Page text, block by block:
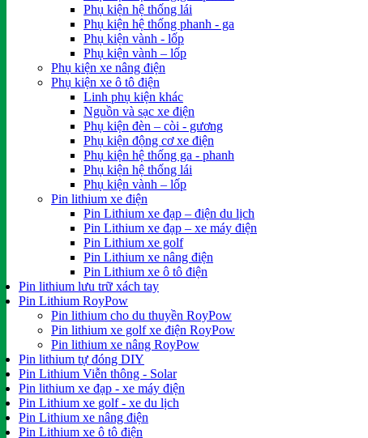
Phụ kiện hệ thống lái
Phụ kiện hệ thống phanh - ga
Phụ kiện vành - lốp
Phụ kiện vành – lốp
Phụ kiện xe nâng điện
Phụ kiện xe ô tô điện
Linh phụ kiện khác
Nguồn và sạc xe điện
Phụ kiện đèn – còi - gương
Phụ kiện động cơ xe điện
Phụ kiện hệ thống ga - phanh
Phụ kiện hệ thống lái
Phụ kiện vành – lốp
Pin lithium xe điện
Pin Lithium xe đạp – điện du lịch
Pin Lithium xe đạp – xe máy điện
Pin Lithium xe golf
Pin Lithium xe nâng điện
Pin Lithium xe ô tô điện
Pin lithium lưu trữ xách tay
Pin Lithium RoyPow
Pin lithium cho du thuyền RoyPow
Pin lithium xe golf xe điện RoyPow
Pin lithium xe nâng RoyPow
Pin lithium tự đóng DIY
Pin Lithium Viễn thông - Solar
Pin lithium xe đạp - xe máy điện
Pin Lithium xe golf - xe du lịch
Pin Lithium xe nâng điện
Pin Lithium xe ô tô điện